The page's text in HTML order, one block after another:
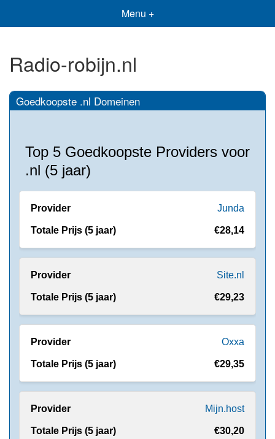
Menu +
Radio-robijn.nl
Goedkoopste .nl Domeinen
Top 5 Goedkoopste Providers voor
.nl (5 jaar)
Junda
€28,14
Site.nl
€29,23
Oxxa
€29,35
Mijn.host
€30,20